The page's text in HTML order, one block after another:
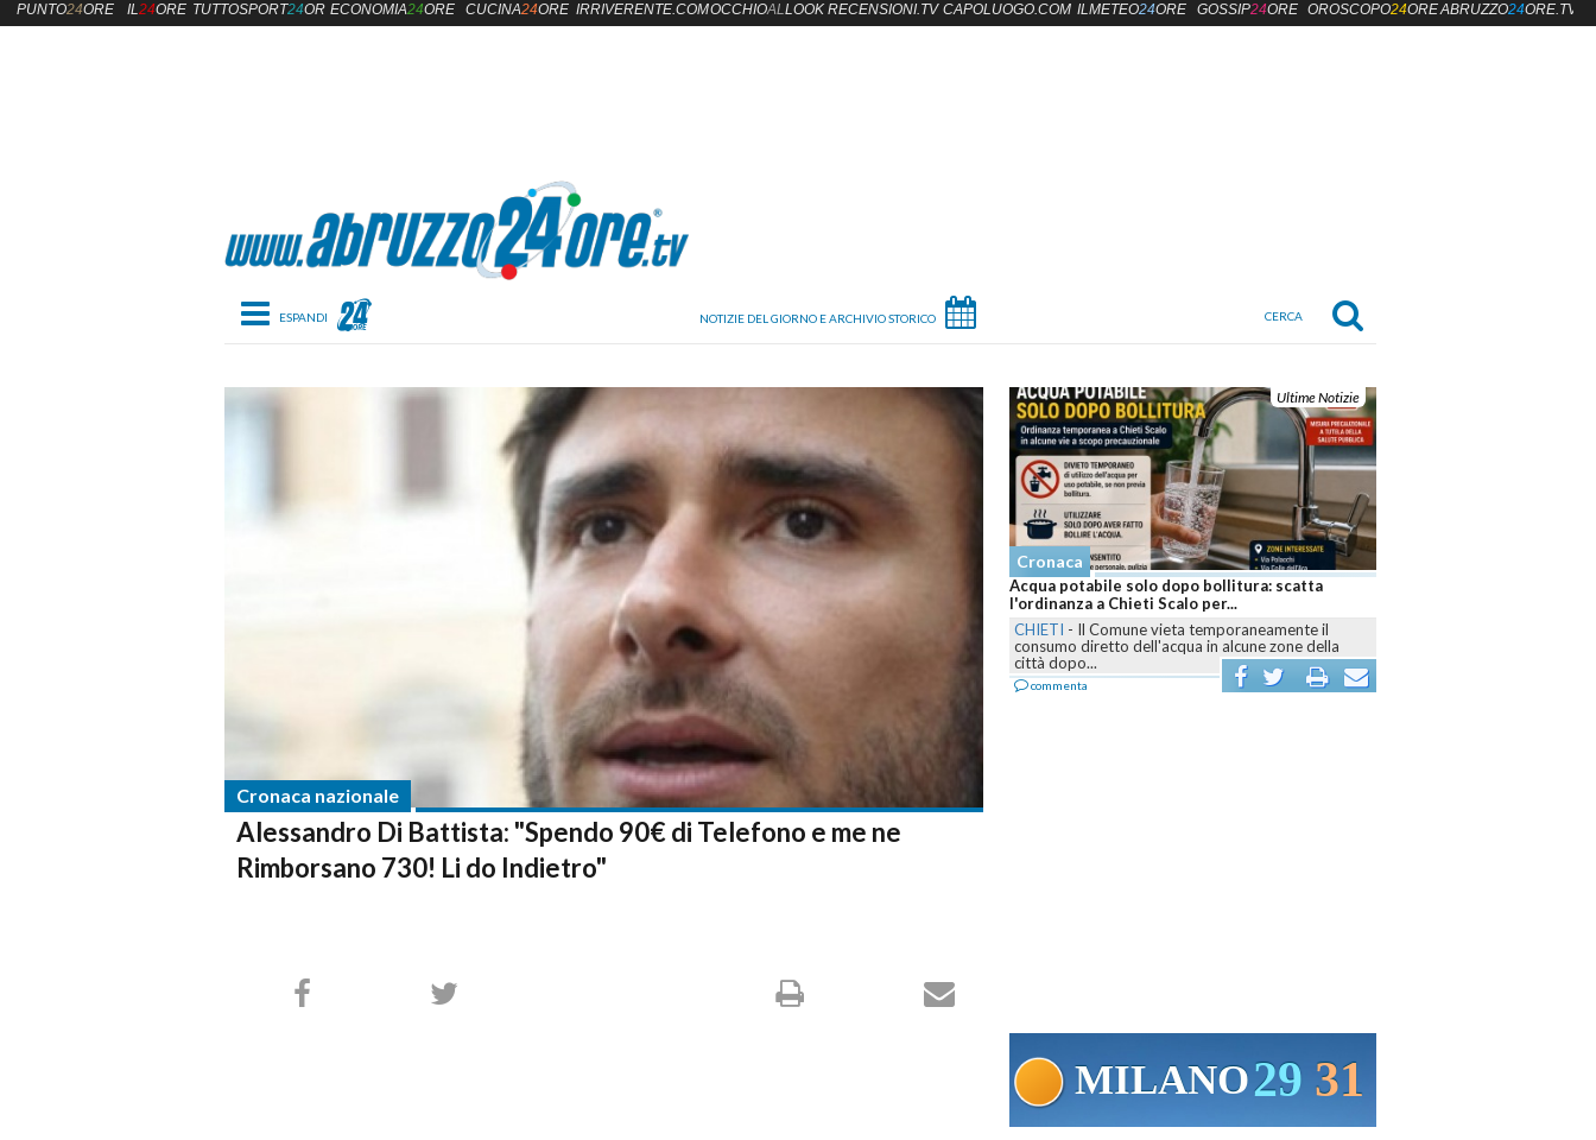
Toggle navigation
Cronaca nazionale
Alessandro Di Battista: "Spendo 90€ di Telefono e me ne
Rimborsano 730! Li do Indietro"
Ultime Notizie
Cronaca
Acqua potabile solo dopo bollitura: scatta
l'ordinanza a Chieti Scalo per...
CHIETI - Il Comune vieta temporaneamente il
consumo diretto dell'acqua in alcune zone della
città dopo...
commenta
MILANO29 31
PUNTO24ORE IL24ORE TUTTOSPORT24OREECONOMIA24ORE CUCINA24ORE IRRIVERENTE.COMOCCHIOALLOOK RECENSIONI.TV CAPOLUOGO.COM ILMETEO24ORE GOSSIP24ORE OROSCOPO24OREABRUZZO24ORE.TV